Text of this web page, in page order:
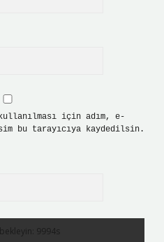
için adım, e-
bu tarayıcıya kaydedilsin.